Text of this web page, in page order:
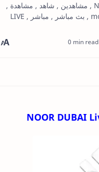
بث مباشر قناة نور دبي - NOOR DUBAI Live , مشاهدين , شاهد , مشاهدة ,
0 min read